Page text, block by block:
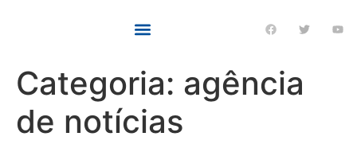
Categoria: agência
de notícias